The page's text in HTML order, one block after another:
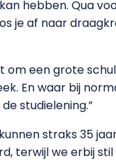
hebben. Qua
je af naar
om een grote
En waar bij
studielening.”
straks 35
terwijl we erbij